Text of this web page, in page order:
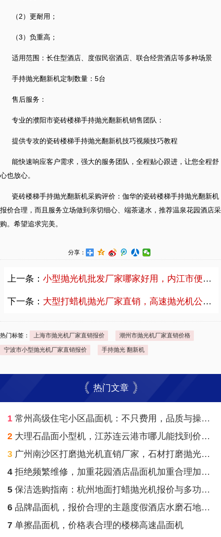
（2）更耐用；
（3）负重高；
适用范围：长住型酒店、度假民宿酒店、联合经营酒店等多种场景
手持抛光翻新机定制数量：5台
售后服务：
专业的濮阳市瓷砖楼梯手持抛光翻新机销售团队：
提供专攻的瓷砖楼梯手持抛光翻新机技巧视频技巧教程
能快速响应客户需求，强大的服务团队，全程贴心跟进，让您全程舒
心也放心。
瓷砖楼梯手持抛光翻新机采购评价：伽华的瓷砖楼梯手持抛光翻新机
报价合理，而且服务立场做到亲切细心、端茶递水，推荐温泉花园酒店采
购。希望追求完美。
分享：
上一条： 小型抛光机批发厂家哪家好用，内江市便携式抛光打蜡机批发厂家直销案例
下一条： 大型打蜡机抛光厂家直销，高速抛光机公司直销案例
热门标签： 上海市抛光机厂家直销报价 潮州市抛光机厂家直销价格
宁波市小型抛光机厂家直销报价 手持抛光 翻新机
热门文章
1常州高级住宅小区晶面机：不只费用，品质与操作便捷才是关键
2大理石晶面小型机，江苏连云港市哪儿能找到价格合理高级写字楼大理石地面全自动晶面机？
3广州南沙区打磨抛光机直销厂家，石材打磨抛光机购买费用价格多少钱
4拒绝频繁维修，加重花园酒店晶面机加重合理加上卓越品质才是真的省！
5保洁选购指南：杭州地面打蜡抛光机报价与多功能性比拼！
6品牌晶面机，报价合理的主题度假酒店水磨石地板晶面机
7单擦晶面机，价格表合理的楼梯高速晶面机